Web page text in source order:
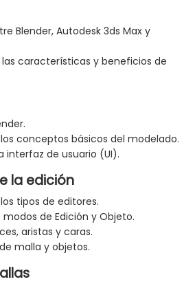
Blender, Autodesk 3ds Max y
las características y beneficios de
conceptos básicos del modelado.
interfaz de usuario (UI).
la edición
tipos de editores.
de Edición y Objeto.
aristas y caras.
malla y objetos.